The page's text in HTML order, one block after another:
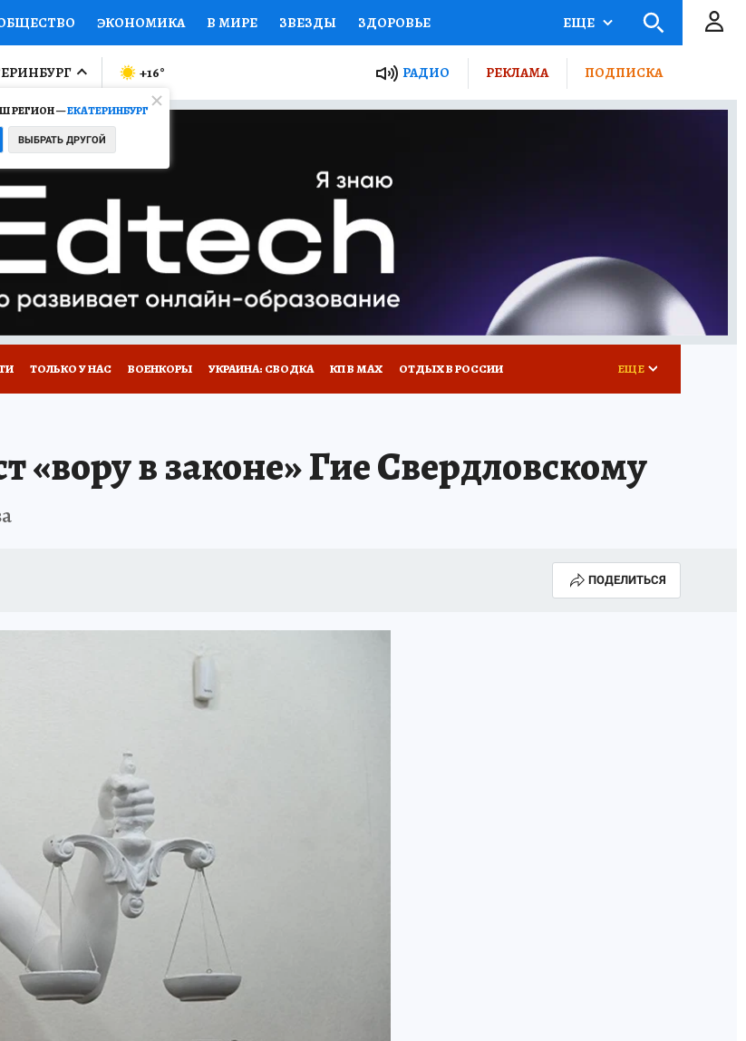
ЭКОНОМИКА В МИРЕ ЗВЕЗДЫ ЗДОРОВЬЕ
ПРОИСШЕСТВИЯ НАЦИОНАЛЬНЫЕ ПРОЕКТЫ РОССИИ
МИР Я ЗНАЮ СЕМЬЯ ЖЕНСКИЕ СЕКРЕТЫ ПУТЕВОДИТЕЛЬ
СЕРИАЛЫ
КОНКУРСЫ ГИД ПОТРЕБИТЕЛЯ
ЕЩЕ
РЕГИОН —ЕКАТЕРИНБУРГ
ВЫБРАТЬ ДРУГОЙ
+16° РАДИО РЕКЛАМА ПОДПИСКА
ТОЛЬКО У НАС ВОЕНКОРЫ УКРАИНА: СВОДКА КП В МАХ ОТДЫХ В РОССИИ ЕЩЕ
«вору в законе» Гие Свердловскому
ПОДЕЛИТЬСЯ